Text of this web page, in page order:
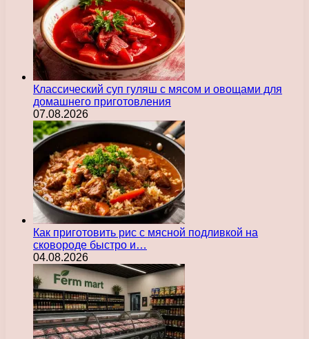
Классический суп гуляш с мясом и овощами для
домашнего приготовления
07.08.2026
Как приготовить рис с мясной подливкой на
сковороде быстро и…
04.08.2026